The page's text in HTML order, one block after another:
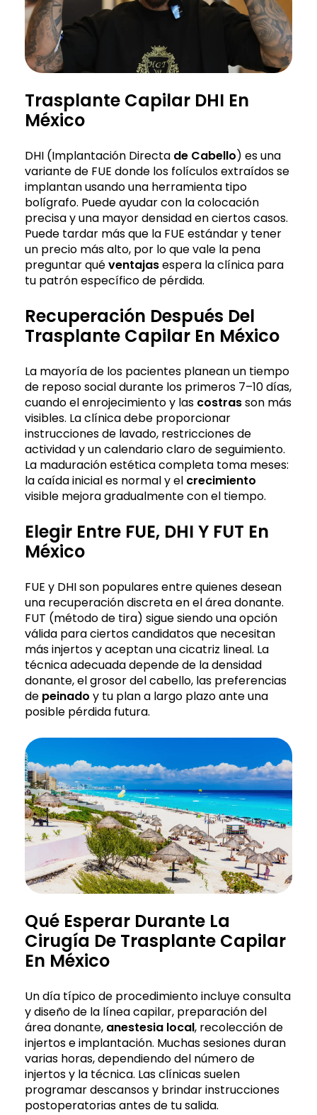
Trasplante Capilar DHI En
México
DHI (Implantación Directa de Cabello) es una
variante de FUE donde los folículos extraídos se
implantan usando una herramienta tipo
bolígrafo. Puede ayudar con la colocación
precisa y una mayor densidad en ciertos casos.
Puede tardar más que la FUE estándar y tener
un precio más alto, por lo que vale la pena
preguntar quéventajasespera la clínica para
tu patrón específico de pérdida.
Recuperación Después Del
Trasplante Capilar En México
La mayoría de los pacientes planean un tiempo
de reposo social durante los primeros 7–10 días,
cuando el enrojecimiento y las costrasson más
visibles. La clínica debe proporcionar
instrucciones de lavado, restricciones de
actividad y un calendario claro de seguimiento.
La maduración estética completa toma meses:
la caída inicial es normal y el crecimiento
visible mejora gradualmente con el tiempo.
Elegir Entre FUE, DHI Y FUT En
México
FUE y DHI son populares entre quienes desean
una recuperación discreta en el área donante.
FUT (método de tira) sigue siendo una opción
válida para ciertos candidatos que necesitan
más injertos y aceptan una cicatriz lineal. La
técnica adecuada depende de la densidad
donante, el grosor del cabello, las preferencias
de peinado y tu plan a largo plazo ante una
posible pérdida futura.
Qué Esperar Durante La
Cirugía De Trasplante Capilar
En México
Un día típico de procedimiento incluye consulta
y diseño de la línea capilar, preparación del
área donante, anestesia local, recolección de
injertos e implantación. Muchas sesiones duran
varias horas, dependiendo del número de
injertos y la técnica. Las clínicas suelen
programar descansos y brindar instrucciones
postoperatorias antes de tu salida.